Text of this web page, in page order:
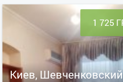
1 725
Киев,